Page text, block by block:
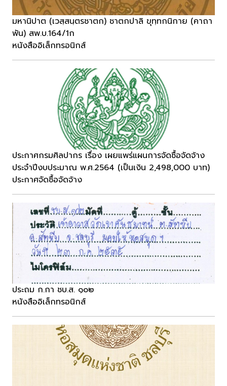
มหานิปาต (เวสฺสนฺตรชาตก) ชาตกปาลิ ขุทฺทกนิกาย (คาถา
พัน) สพ.บ.164/1ก
หนังสืออิเล็กทรอนิกส์
ประกาศกรมศิลปากร เรื่อง เผยแพร่แผนการจัดซื้อจัดจ้าง
ประจำปีงบประมาณ พ.ศ.2564 (เป็นเงิน 2,498,000 บาท)
ประกาศจัดซื้อจัดจ้าง
ประถม ก.กา ชบ.ส. ๑๐๒
หนังสืออิเล็กทรอนิกส์